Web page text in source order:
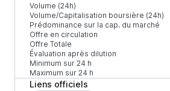
Volume (24h)
Volume/Capitalisation boursière (24h)
Prédominance sur la cap. du marché
Offre en circulation
Offre Totale
Évaluation après dilution
Minimum sur 24 h
Maximum sur 24 h
Liens officiels